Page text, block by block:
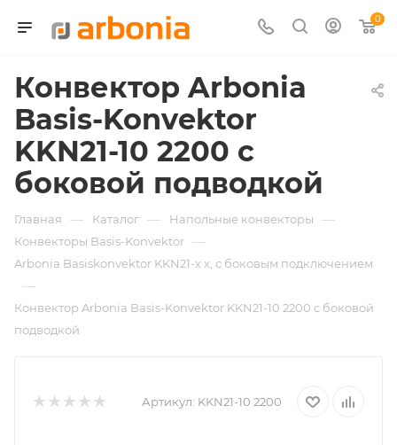
0
Конвектор Arbonia
Basis-Konvektor
KKN21-10 2200 с
боковой подводкой
Главная — Каталог — Напольные конвекторы —
Конвекторы Basis-Konvektor —
Arbonia Basiskonvektor KKN21-х x, с боковым подключением
—
Конвектор Arbonia Basis-Konvektor KKN21-10 2200 с боковой
подводкой
Артикул: KKN21-10 2200